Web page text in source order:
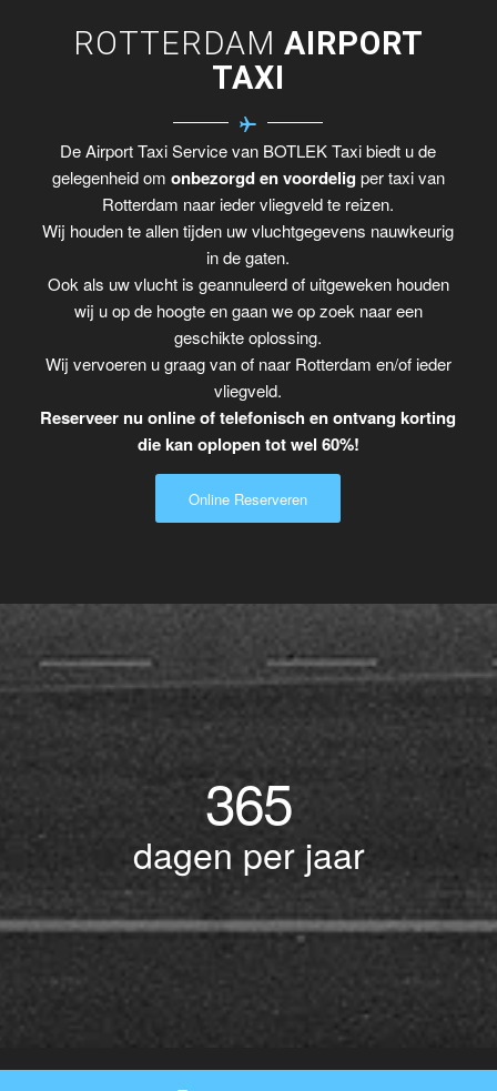
ROTTERDAM AIRPORT
TAXI
De Airport Taxi Service van BOTLEK Taxi biedt u de
gelegenheid om onbezorgd en voordelig per taxi van
Rotterdam naar ieder vliegveld te reizen.
Wij houden te allen tijden uw vluchtgegevens nauwkeurig
in de gaten.
Ook als uw vlucht is geannuleerd of uitgeweken houden
wij u op de hoogte en gaan we op zoek naar een
geschikte oplossing.
Wij vervoeren u graag van of naar Rotterdam en/of ieder
vliegveld.
Reserveer nu online of telefonisch en ontvang korting
die kan oplopen tot wel 60%!
Online Reserveren
365
dagen per jaar